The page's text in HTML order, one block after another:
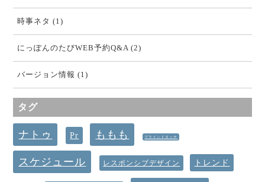
時事ネタ (1)
にっぽんのたびWEB予約Q&A (2)
バージョン情報 (1)
タグ
ナトゥ Pr ももも ブラインドタッチ
スケジュール レスポンシブデザイン トレンド